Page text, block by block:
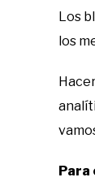
Los
los
Para